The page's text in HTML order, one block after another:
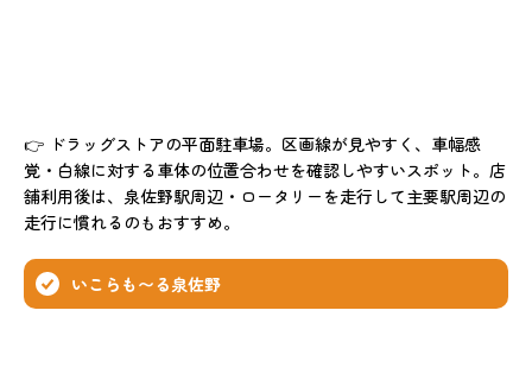
👉 ドラッグストアの平面駐車場。区画線が見やすく、車幅感
覚・白線に対する車体の位置合わせを確認しやすいスポット。店
舗利用後は、泉佐野駅周辺・ロータリーを走行して主要駅周辺の
走行に慣れるのもおすすめ。
いこらも〜る泉佐野